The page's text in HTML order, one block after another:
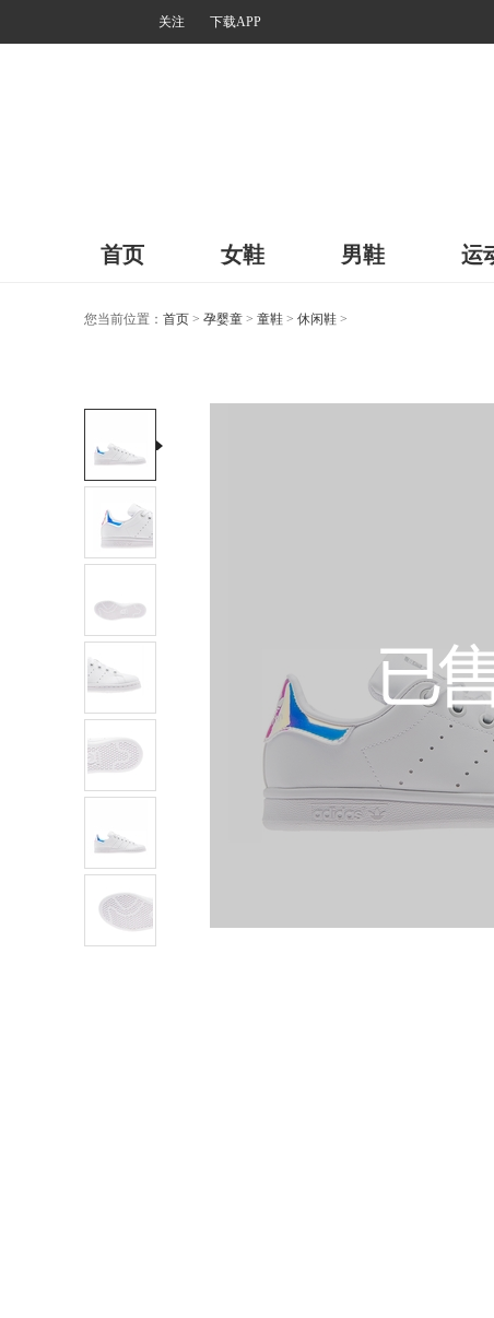
关注 下载APP
首页 女鞋 男鞋 运
您当前位置： 首页 > 孕婴童 > 童鞋 > 休闲鞋 >